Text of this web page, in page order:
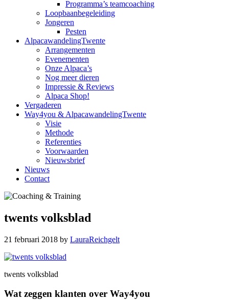
Programma’s teamcoaching
Loopbaanbegeleiding
Jongeren
Pesten
AlpacawandelingTwente
Arrangementen
Evenementen
Onze Alpaca’s
Nog meer dieren
Impressie & Reviews
Alpaca Shop!
Vergaderen
Way4you & AlpacawandelingTwente
Visie
Methode
Referenties
Voorwaarden
Nieuwsbrief
Nieuws
Contact
twents volksblad
21 februari 2018 by LauraReichgelt
twents volksblad
Reader
Primary
Wat zeggen klanten over Way4you